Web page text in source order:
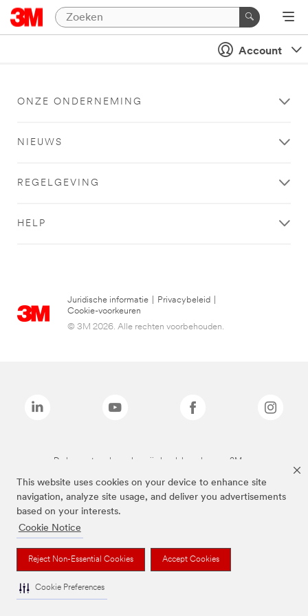
This website uses cookies on your device to enhance site
navigation, analyze site usage, and deliver you advertisements
based on your interests.
Cookie Notice
Reject Non-Essential Cookies Accept Cookies
Cookie Preferences
Account
ONZE ONDERNEMING
NIEUWS
REGELGEVING
HELP
Juridische informatie Privacybeleid
Cookie-voorkeuren
© 3M 2026. Alle rechten voorbehouden.
De bovenstaande merken zijn handelsmerken van 3M.we